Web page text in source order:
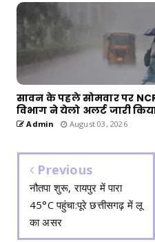
सावन के पहले सोमवार पर
विभाग ने येलो अलर्ट जारी
Admin August 03, 2026
Previous
नौतपा शुरू, रायपुर में पारा
45°C पहुंचा:पूरे छत्तीसगढ़ में लू
का असर